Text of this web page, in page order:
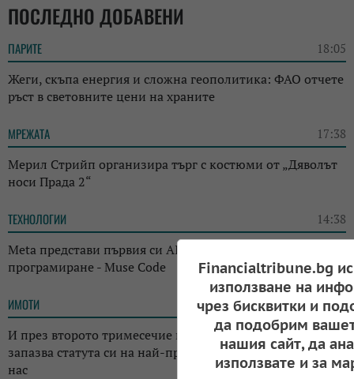
ПОСЛЕДНО ДОБАВЕНИ
ПАРИТЕ 18:05
Жеги, скъпа енергия и сложна геополитика: ФАО отчете
ръст в световните цени на храните
МРЕЖАТА 17:38
Мерил Стрийп организира търг с костюми от „Дяволът
носи Прада 2“
ТЕХНОЛОГИИ 14:38
Meta представи първия си AI инструмент за
програмиране - Muse Code
ИМОТИ 13:14
И през второто тримесечие на годината: Къщата
запазва статута си на най-предпочитаното жилище у
нас
Financialtribune.bg
използване на
чрез бисквитки и
да подобрим
нашия сайт, да
използвате и за